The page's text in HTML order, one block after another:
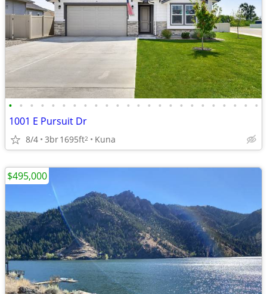
• • • • • • • • • • • • • • • • • • • • • • • •
1001 E Pursuit Dr
8/4 3br1695ft2 Kuna
$495,000